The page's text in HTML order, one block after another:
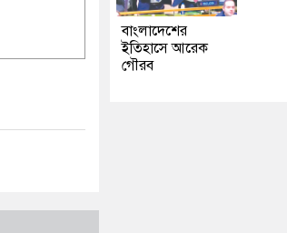
বাংলাদেশের
ইতিহাসে আরেক
গৌরব